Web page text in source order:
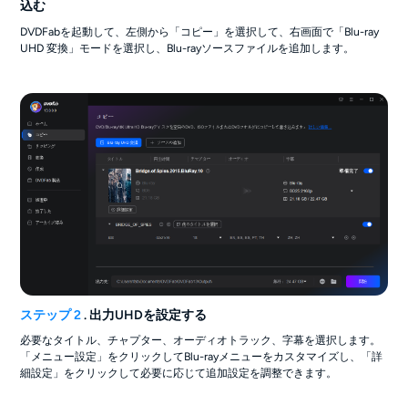
込む
DVDFabを起動して、左側から「コピー」を選択して、右画面で「Blu-ray
UHD 変換」モードを選択し、Blu-rayソースファイルを追加します。
ステップ 2. 出力UHDを設定する
必要なタイトル、チャプター、オーディオトラック、字幕を選択します。
「メニュー設定」をクリックしてBlu-rayメニューをカスタマイズし、「詳
細設定」をクリックして必要に応じて追加設定を調整できます。